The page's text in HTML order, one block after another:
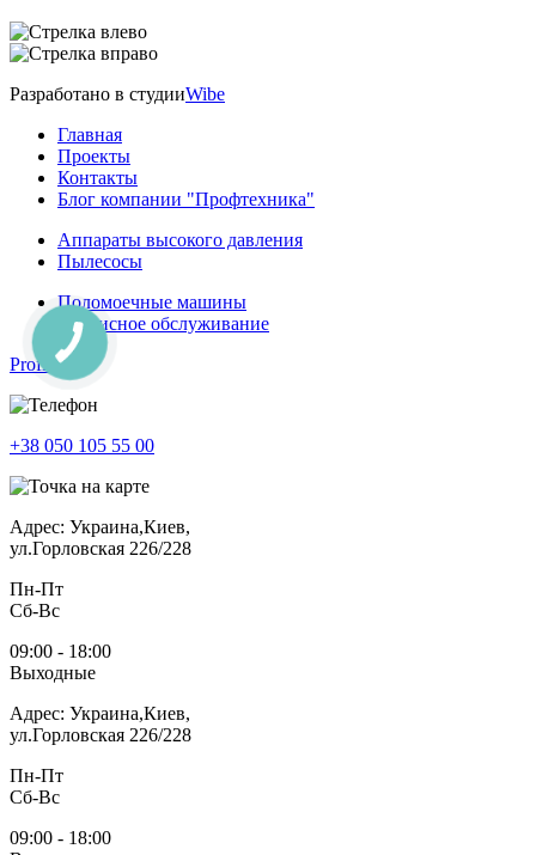
Разработано в студииWibe
Главная
Проекты
Контакты
Блог компании "Профтехника"
Аппараты высокого давления
Пылесосы
Поломоечные машины
Сервисное обслуживание
Profitech
+38 050 105 55 00
Адрес: Украина,Киев,
ул.Горловская 226/228
Пн-Пт
Cб-Вс
09:00 - 18:00
Выходные
Адрес: Украина,Киев,
ул.Горловская 226/228
Пн-Пт
Cб-Вс
09:00 - 18:00